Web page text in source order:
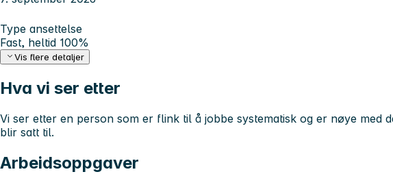
Type ansettelse
Fast, heltid 100%
Vis flere detaljer
Hva vi ser etter
Vi ser etter en person som er flink til å jobbe systematisk og er nøye med
blir satt til.
Arbeidsoppgaver